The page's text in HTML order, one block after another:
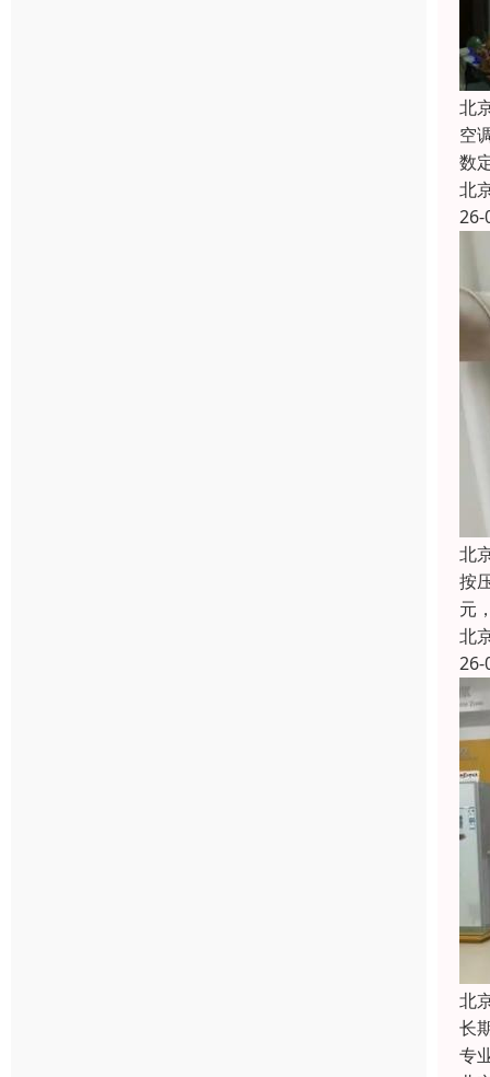
北
空
数
北
26-
北
按
元
北
26-
北
长
专